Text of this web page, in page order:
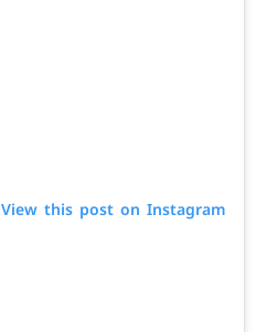
View this post on Instagram